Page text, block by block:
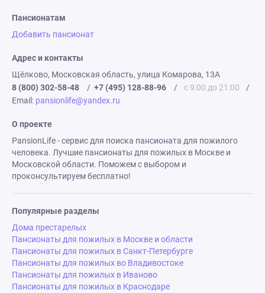
Пансионатам
Добавить пансионат
Адрес и контакты
Щёлково, Московская область, улица Комарова, 13А
8 (800) 302-58-48
/ +7 (495) 128-88-96 / с 9:00 до 21:00
/
Email: pansionlife@yandex.ru
О проекте
PansionLife - сервис для поиска пансионата для пожилого
человека. Лучшие пансионаты для пожилых в Москве и
Московской области. Поможем с выбором и
проконсультируем бесплатно!
Популярные разделы
Дома престарелых
Пансионаты для пожилых в Москве и области
Пансионаты для пожилых в Санкт-Петербурге
Пансионаты для пожилых во Владивостоке
Пансионаты для пожилых в Иваново
Пансионаты для пожилых в Краснодаре